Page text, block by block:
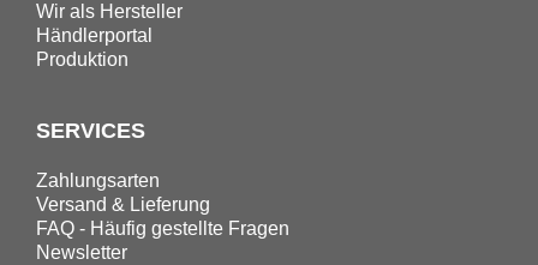
Wir als Hersteller
Händlerportal
Produktion
SERVICES
Zahlungsarten
Versand & Lieferung
FAQ - Häufig gestellte Fragen
Newsletter